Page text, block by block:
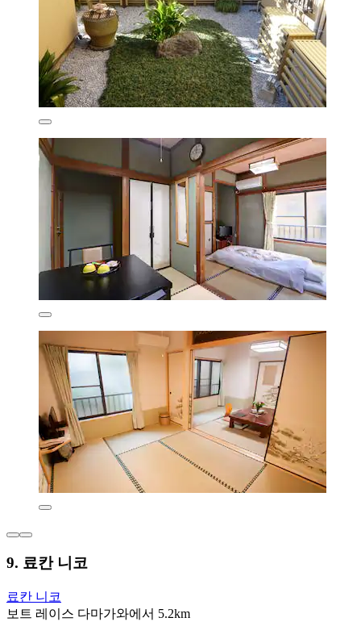
9. 료칸 니코
료칸 니코
보트 레이스 다마가와에서 5.2km